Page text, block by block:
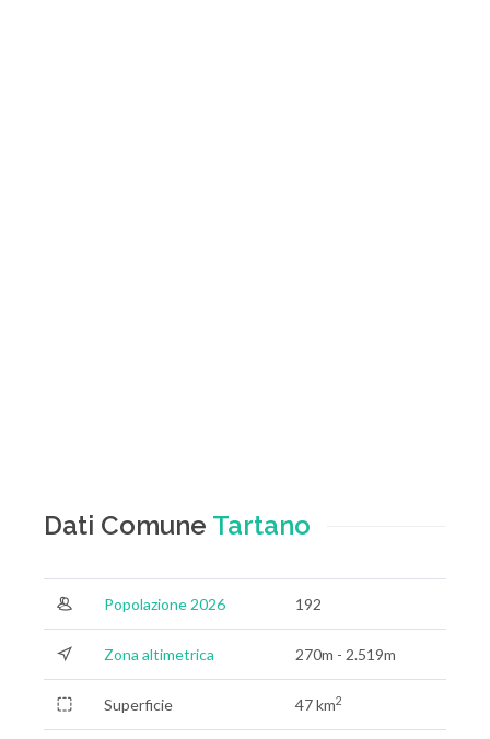
Dati Comune Tartano
Popolazione 2026 192
Zona altimetrica 270m - 2.519m
Superficie 47 km2